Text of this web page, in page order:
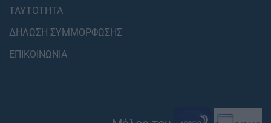
ΤΑΥΤΟΤΗΤΑ
ΔΗΛΩΣΗ ΣΥΜΜΟΡΦΩΣΗΣ
ΕΠΙΚΟΙΝΩΝΙΑ